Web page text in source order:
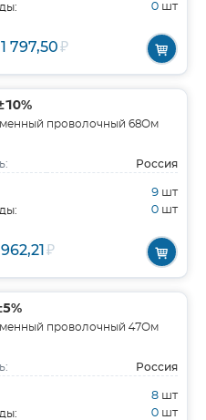
0 шт
797,50₽
проволочный 68Ом
Россия
9 шт
0 шт
₽
проволочный 47Ом
Россия
8 шт
0 шт